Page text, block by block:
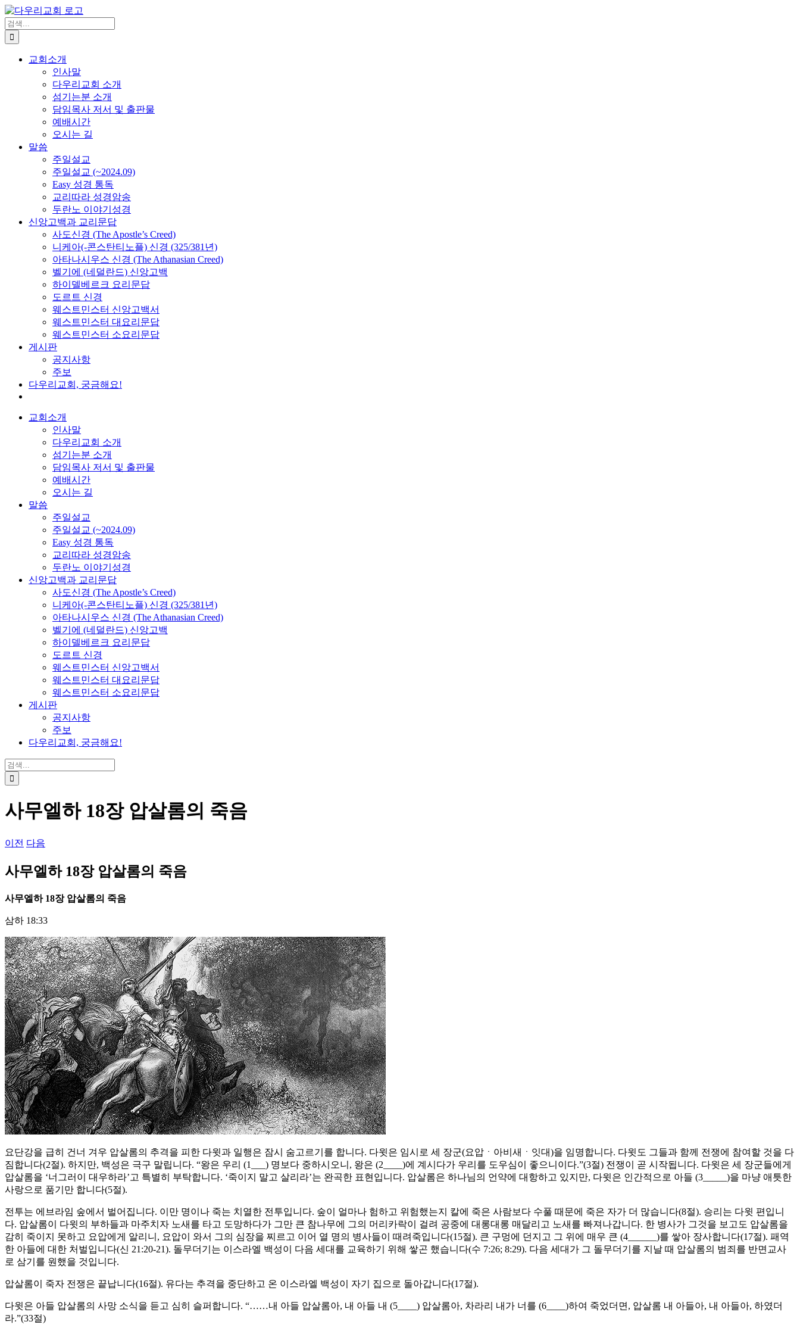
Skip
to
content
검
색
...
교회소개
인사말
다우리교회 소개
섬기는분 소개
담임목사 저서 및 출판물
예배시간
오시는 길
말씀
주일설교
주일설교 (~2024.09)
Easy 성경 통독
교리따라 성경암송
두란노 이야기성경
신앙고백과 교리문답
사도신경 (The Apostle’s Creed)
니케아(-콘스탄티노플) 신경 (325/381년)
아타나시우스 신경 (The Athanasian Creed)
벨기에 (네덜란드) 신앙고백
하이델베르크 요리문답
도르트 신경
웨스트민스터 신앙고백서
웨스트민스터 대요리문답
웨스트민스터 소요리문답
게시판
공지사항
주보
다우리교회, 궁금해요!
교회소개
인사말
다우리교회 소개
섬기는분 소개
담임목사 저서 및 출판물
예배시간
오시는 길
말씀
주일설교
주일설교 (~2024.09)
Easy 성경 통독
교리따라 성경암송
두란노 이야기성경
신앙고백과 교리문답
사도신경 (The Apostle’s Creed)
니케아(-콘스탄티노플) 신경 (325/381년)
아타나시우스 신경 (The Athanasian Creed)
벨기에 (네덜란드) 신앙고백
하이델베르크 요리문답
도르트 신경
웨스트민스터 신앙고백서
웨스트민스터 대요리문답
웨스트민스터 소요리문답
게시판
공지사항
주보
다우리교회, 궁금해요!
검
색
...
사무엘하 18장 압살롬의 죽음
이전 다음
사무엘하 18장 압살롬의 죽음
사무엘하 18장 압살롬의 죽음
삼하 18:33
요단강을 급히 건너 겨우 압살롬의 추격을 피한 다윗과 일행은 잠시 숨고르기를 합니다. 다윗은 임시로 세 장군(요압ㆍ아비새ㆍ잇대)을 임명합니다. 다윗도 그들과 함께 전쟁에 참여할 것을 다
짐합니다(2절). 하지만, 백성은 극구 말립니다. “왕은 우리 (1___) 명보다 중하시오니, 왕은 (2____)에 계시다가 우리를 도우심이 좋으니이다.”(3절) 전쟁이 곧 시작됩니다. 다윗은 세 장군들에게
압살롬을 ‘너그러이 대우하라’고 특별히 부탁합니다. ‘죽이지 말고 살리라’는 완곡한 표현입니다. 압살롬은 하나님의 언약에 대항하고 있지만, 다윗은 인간적으로 아들 (3_____)을 마냥 애틋한
사랑으로 품기만 합니다(5절).
전투는 에브라임 숲에서 벌어집니다. 이만 명이나 죽는 치열한 전투입니다. 숲이 얼마나 험하고 위험했는지 칼에 죽은 사람보다 수풀 때문에 죽은 자가 더 많습니다(8절). 승리는 다윗 편입니
다. 압살롬이 다윗의 부하들과 마주치자 노새를 타고 도망하다가 그만 큰 참나무에 그의 머리카락이 걸려 공중에 대롱대롱 매달리고 노새를 빠져나갑니다. 한 병사가 그것을 보고도 압살롬을
감히 죽이지 못하고 요압에게 알리니, 요압이 와서 그의 심장을 찌르고 이어 열 명의 병사들이 때려죽입니다(15절). 큰 구멍에 던지고 그 위에 매우 큰 (4______)를 쌓아 장사합니다(17절). 패역
한 아들에 대한 처벌입니다(신 21:20-21). 돌무더기는 이스라엘 백성이 다음 세대를 교육하기 위해 쌓곤 했습니다(수 7:26; 8:29). 다음 세대가 그 돌무더기를 지날 때 압살롬의 범죄를 반면교사
로 삼기를 원했을 것입니다.
압살롬이 죽자 전쟁은 끝납니다(16절). 유다는 추격을 중단하고 온 이스라엘 백성이 자기 집으로 돌아갑니다(17절).
다윗은 아들 압살롬의 사망 소식을 듣고 심히 슬퍼합니다. “……내 아들 압살롬아, 내 아들 내 (5____) 압살롬아, 차라리 내가 너를 (6____)하여 죽었더면, 압살롬 내 아들아, 내 아들아, 하였더
라.”(33절)